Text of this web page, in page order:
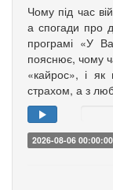
Чому під час
а спогади про
програмі «У
пояснює, чому
«кайрос», і як
страхом, а з
2026-08-06 00:00:00